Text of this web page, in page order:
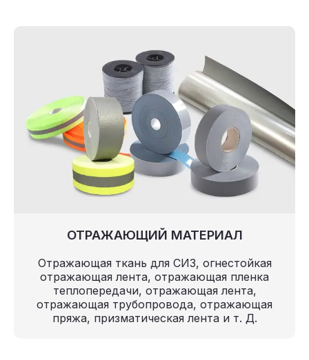
ОТРАЖАЮЩИЙ МАТЕРИАЛ
Отражающая ткань для СИЗ, огнестойкая
отражающая лента, отражающая пленка
теплопередачи, отражающая лента,
отражающая трубопровода, отражающая
пряжа, призматическая лента и т. Д.